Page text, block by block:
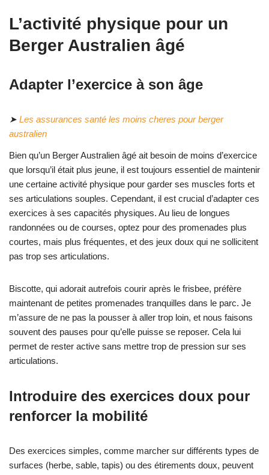
L’activité physique pour un
Berger Australien âgé
Adapter l’exercice à son âge
➤ Les assurances santé les moins cheres pour berger
australien
Bien qu’un Berger Australien âgé ait besoin de moins d’exercice
que lorsqu’il était plus jeune, il est toujours essentiel de maintenir
une certaine activité physique pour garder ses muscles forts et
ses articulations souples. Cependant, il est crucial d’adapter ces
exercices à ses capacités physiques. Au lieu de longues
randonnées ou de courses, optez pour des promenades plus
courtes, mais plus fréquentes, et des jeux doux qui ne sollicitent
pas trop ses articulations.
Biscotte, qui adorait autrefois courir après le frisbee, préfère
maintenant de petites promenades tranquilles dans le parc. Je
m’assure de ne pas la pousser à aller trop loin, et nous faisons
souvent des pauses pour qu’elle puisse se reposer. Cela lui
permet de rester active sans mettre trop de pression sur ses
articulations.
Introduire des exercices doux pour
renforcer la mobilité
Des exercices simples, comme marcher sur différents types de
surfaces (herbe, sable, tapis) ou des étirements doux, peuvent